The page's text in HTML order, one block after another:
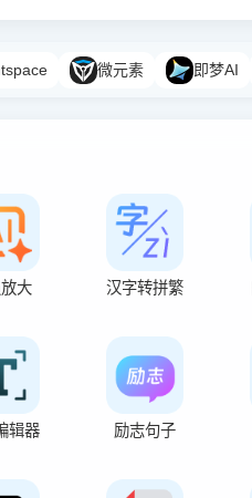
微元素 即梦AI
大 汉字转拼繁
辑器 励志句子